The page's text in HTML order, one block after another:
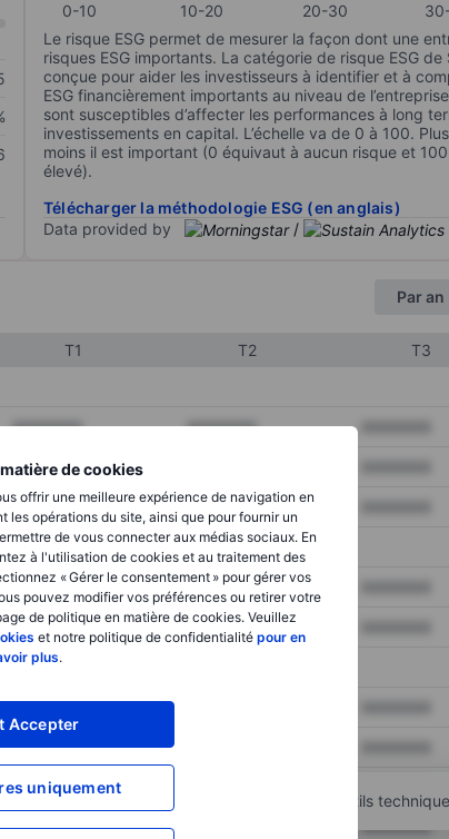
de cookies
offrir une meilleure expérience de navigation en
les opérations du site, ainsi que pour fournir un
de vous connecter aux médias sociaux. En
à l'utilisation de cookies et au traitement des
« Gérer le consentement » pour gérer vos
pouvez modifier vos préférences ou retirer votre
de politique en matière de cookies. Veuillez
et notre politique de confidentialité pour en
plus.
Accepter
uniquement
0-10 10-20 20-30
Le risque ESG permet de mesurer la façon dont une
risques ESG importants. La catégorie de risque ESG
conçue pour aider les investisseurs à identifier et à
ESG financièrement importants au niveau de
sont susceptibles d’affecter les performances à long
investissements en capital. L’échelle va de 0 à 100.
moins il est important (0 équivaut à aucun risque et
élevé).
Télécharger la méthodologie ESG (en anglais)
Data provided by
/
Par an
T1 T2 T3
XXXXXXX XXXXXXX
XXXXXXX
XXXXXXX XXXXXXX
XXXXXXX XXXXXXX
XXXXXXX XXXXXXX
XXXXXXX
XXXXXXX
XXXXXXX
XXXXXXX XXXXXXX
Ouvrir un compte pour accéder à d’autres outils